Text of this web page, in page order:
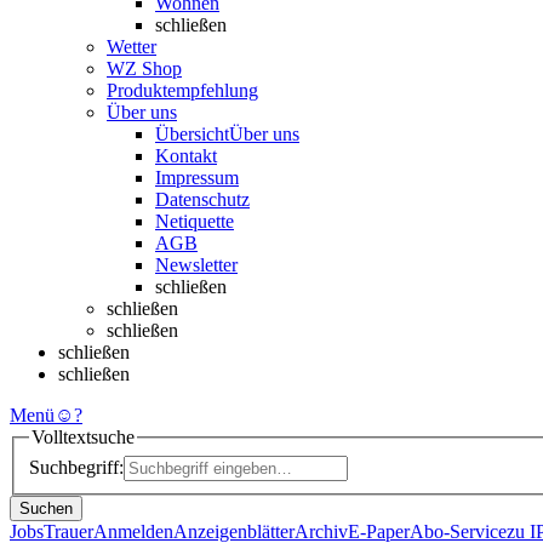
schließen
Wetter
WZ Shop
Produktempfehlung
Über uns
ÜbersichtÜber uns
Kontakt
Impressum
Datenschutz
Netiquette
AGB
Newsletter
schließen
schließen
schließen
schließen
schließen
Menü ☺?
Volltextsuche
Suchbegriff:
Suchen
JobsTrauerAnmeldenAnzeigenblätterArchivE-PaperAbo-Servicezu